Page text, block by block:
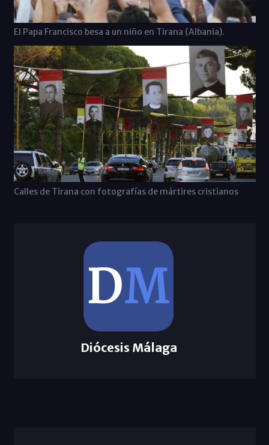
El Papa Francisco besa a un niño en Tirana (Albania).
Calles de Tirana con fotografías de mártires cristianos
Diócesis Málaga